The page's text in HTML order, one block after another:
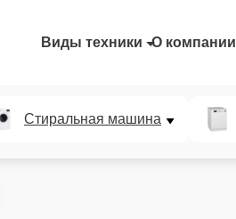
Виды техники О компании
Стиральная машина